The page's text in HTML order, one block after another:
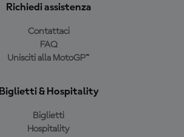
Richiedi assistenza
Contattaci
FAQ
Unisciti alla MotoGP™
Biglietti & Hospitality
Biglietti
Hospitality